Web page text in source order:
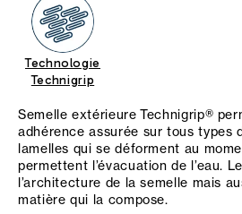
Technologie
Technigrip
Semelle extérieure Technigrip®
adhérence assurée sur tous types
lamelles qui se déforment au
permettent l’évacuation de l’eau.
l’architecture de la semelle mais
matière qui la compose.